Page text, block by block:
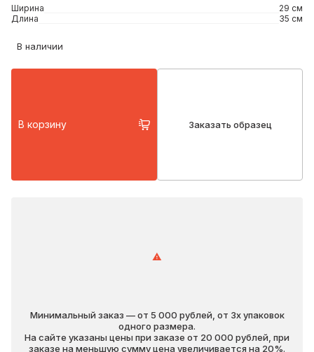
Ширина
29 см
Длина
35 см
В наличии
В корзину Заказать образец
Минимальный заказ — от 5 000 рублей, от 3х упаковок
одного размера.
На сайте указаны цены при заказе от 20 000 рублей, при
заказе на меньшую сумму цена увеличивается на 20%.